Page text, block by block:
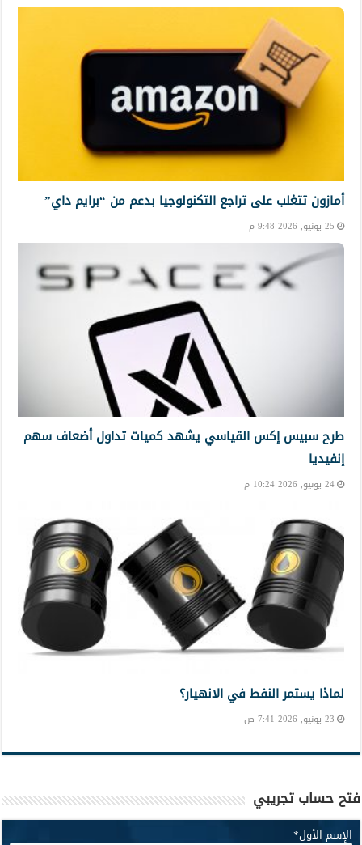
أمازون تتغلب على تراجع التكنولوجيا بدعم من “برايم داي”
25 يونيو, 2026 9:48 م
طرح سبيس إكس القياسي يشهد كميات تداول أضعاف سهم
إنفيديا
24 يونيو, 2026 10:24 م
لماذا يستمر النفط في الانهيار؟
23 يونيو, 2026 7:41 ص
فتح حساب تجريبي
الإسم الأول*